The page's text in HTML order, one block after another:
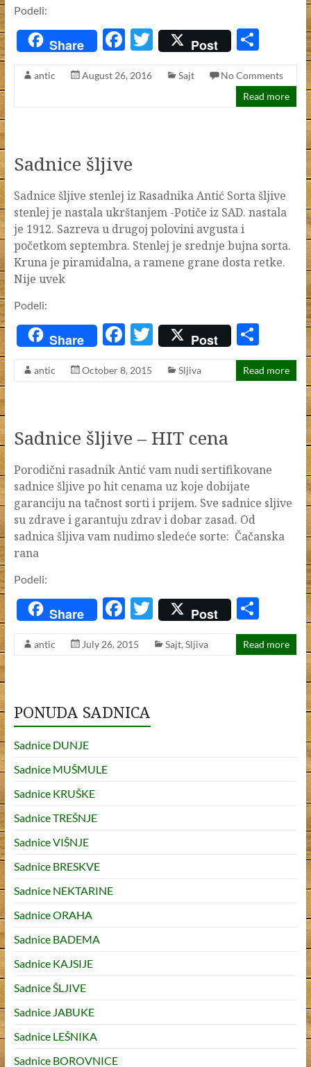
Podeli:
Share
F
e
k
T
itt
Post
S
ar
e
antic August 26, 2016 Sajt
No Comments
Read more
Sadnice šljive
Sadnice šljive stenlej iz Rasadnika Antić Sorta šljive
stenlej je nastala ukrštanjem -Potiče iz SAD. nastala
je 1912. Sazreva u drugoj polovini avgusta i
početkom septembra. Stenlej je srednje bujna sorta.
Kruna je piramidalna, a ramene grane dosta retke.
Nije uvek
Podeli:
Share
F
e
o
k
T
itt
Post
S
h
ar
antic October 8, 2015 Sljiva Read more
Sadnice šljive – HIT cena
Porodični rasadnik Antić vam nudi sertifikovane
sadnice šljive po hit cenama uz koje dobijate
garanciju na tačnost sorti i prijem. Sve sadnice sljive
su zdrave i garantuju zdrav i dobar zasad. Od
sadnica šljiva vam nudimo sledeće sorte: Čačanska
rana
Podeli:
Share
F
e
o
T
itt
Post
S
h
ar
antic July 26, 2015 Sajt,Sljiva Read more
PONUDA SADNICA
Sadnice DUNJE
Sadnice MUŠMULE
Sadnice KRUŠKE
Sadnice TREŠNJE
Sadnice VIŠNJE
Sadnice BRESKVE
Sadnice NEKTARINE
Sadnice ORAHA
Sadnice BADEMA
Sadnice KAJSIJE
Sadnice ŠLJIVE
Sadnice JABUKE
Sadnice LEŠNIKA
Sadnice BOROVNICE